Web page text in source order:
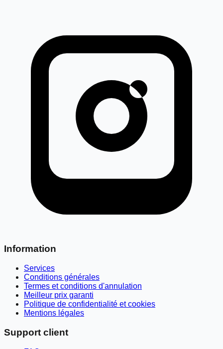
Information
Services
Conditions générales
Termes et conditions d'annulation
Meilleur prix garanti
Politique de confidentialité et cookies
Mentions légales
Support client